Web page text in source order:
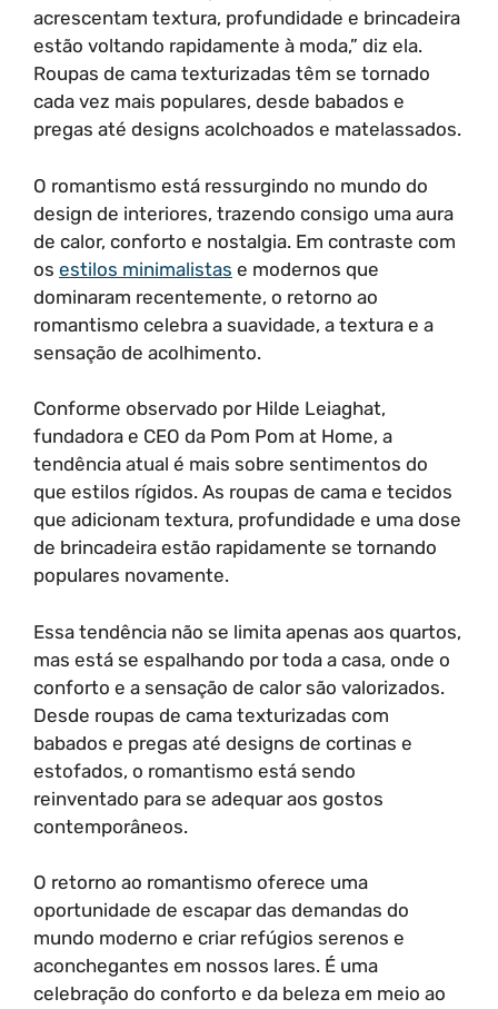
acrescentam textura, profundidade e brincadeira
estão voltando rapidamente à moda,” diz ela.
Roupas de cama texturizadas têm se tornado
cada vez mais populares, desde babados e
pregas até designs acolchoados e matelassados.
O romantismo está ressurgindo no mundo do
design de interiores, trazendo consigo uma aura
de calor, conforto e nostalgia. Em contraste com
os estilos minimalistas e modernos que
dominaram recentemente, o retorno ao
romantismo celebra a suavidade, a textura e a
sensação de acolhimento.
Conforme observado por Hilde Leiaghat,
fundadora e CEO da Pom Pom at Home, a
tendência atual é mais sobre sentimentos do
que estilos rígidos. As roupas de cama e tecidos
que adicionam textura, profundidade e uma dose
de brincadeira estão rapidamente se tornando
populares novamente.
Essa tendência não se limita apenas aos quartos,
mas está se espalhando por toda a casa, onde o
conforto e a sensação de calor são valorizados.
Desde roupas de cama texturizadas com
babados e pregas até designs de cortinas e
estofados, o romantismo está sendo
reinventado para se adequar aos gostos
contemporâneos.
O retorno ao romantismo oferece uma
oportunidade de escapar das demandas do
mundo moderno e criar refúgios serenos e
aconchegantes em nossos lares. É uma
celebração do conforto e da beleza em meio ao